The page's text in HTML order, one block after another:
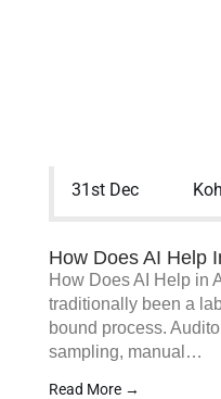
31st Dec
How Does AI Help
How Does AI Help in
traditionally been a
bound process.
sampling, manual…
Read More →